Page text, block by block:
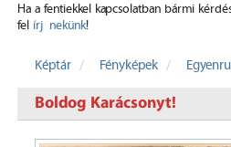
Ha a fentiekkel kapcsolatban bármi
fel írj nekünk!
Képtár Fényképek
Boldog Karácsonyt!